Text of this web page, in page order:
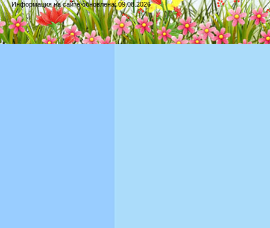
Информация на сайте обновлена: 09.08.2026